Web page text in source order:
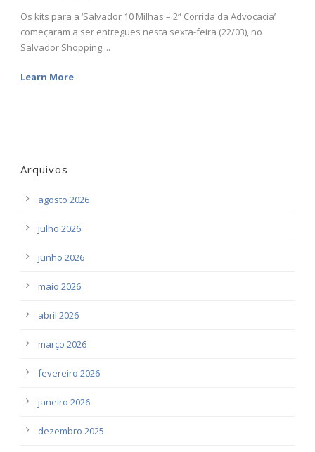
Os kits para a ‘Salvador 10 Milhas – 2ª Corrida da Advocacia’
começaram a ser entregues nesta sexta-feira (22/03), no
Salvador Shopping....
Learn More
Arquivos
agosto 2026
julho 2026
junho 2026
maio 2026
abril 2026
março 2026
fevereiro 2026
janeiro 2026
dezembro 2025